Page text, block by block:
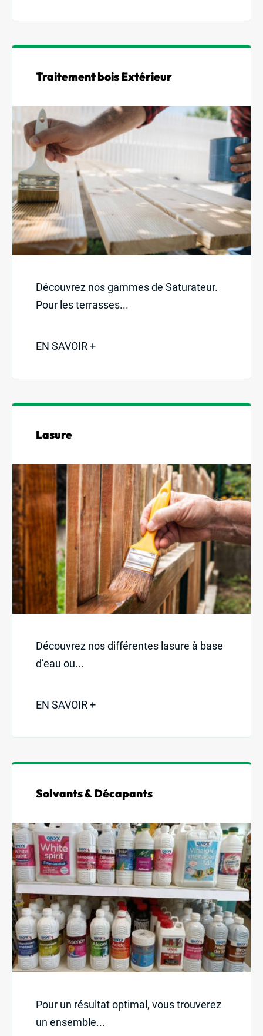
Traitement bois Extérieur
Découvrez nos gammes de Saturateur.
Pour les terrasses...
EN SAVOIR +
Lasure
Découvrez nos différentes lasure à base
d’eau ou...
EN SAVOIR +
Solvants & Décapants
Pour un résultat optimal, vous trouverez
un ensemble...